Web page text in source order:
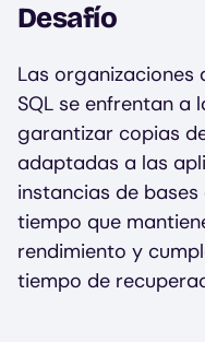
Desafío
Las organizaciones
SQL se enfrentan a
garantizar copias
adaptadas a las
instancias de
tiempo que
rendimiento y
tiempo de